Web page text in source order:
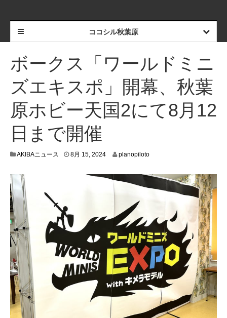
ココシル秋葉原
ボークス「ワールドミニ
ズエキスポ」開幕、秋葉
原ホビー天国2にて8月12
日まで開催
AKIBAニュース 8月 15, 20248
4
2
planopiloto